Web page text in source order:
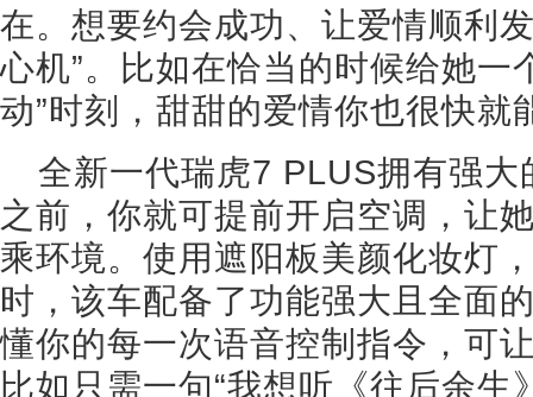
在。想要约会成功、让爱情顺利
心机”。比如在恰当的时候给她一
动”时刻，甜甜的爱情你也很快就
全新一代瑞虎7 PLUS拥有强
之前，你就可提前开启空调，让
乘环境。使用遮阳板美颜化妆灯
时，该车配备了功能强大且全面
懂你的每一次语音控制指令，可
比如只需一句“我想听《往后余生